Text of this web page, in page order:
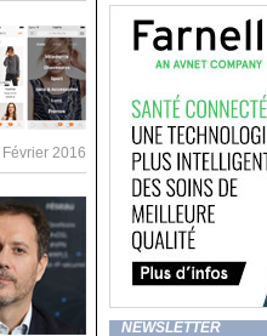
2016
NEWSLETTER